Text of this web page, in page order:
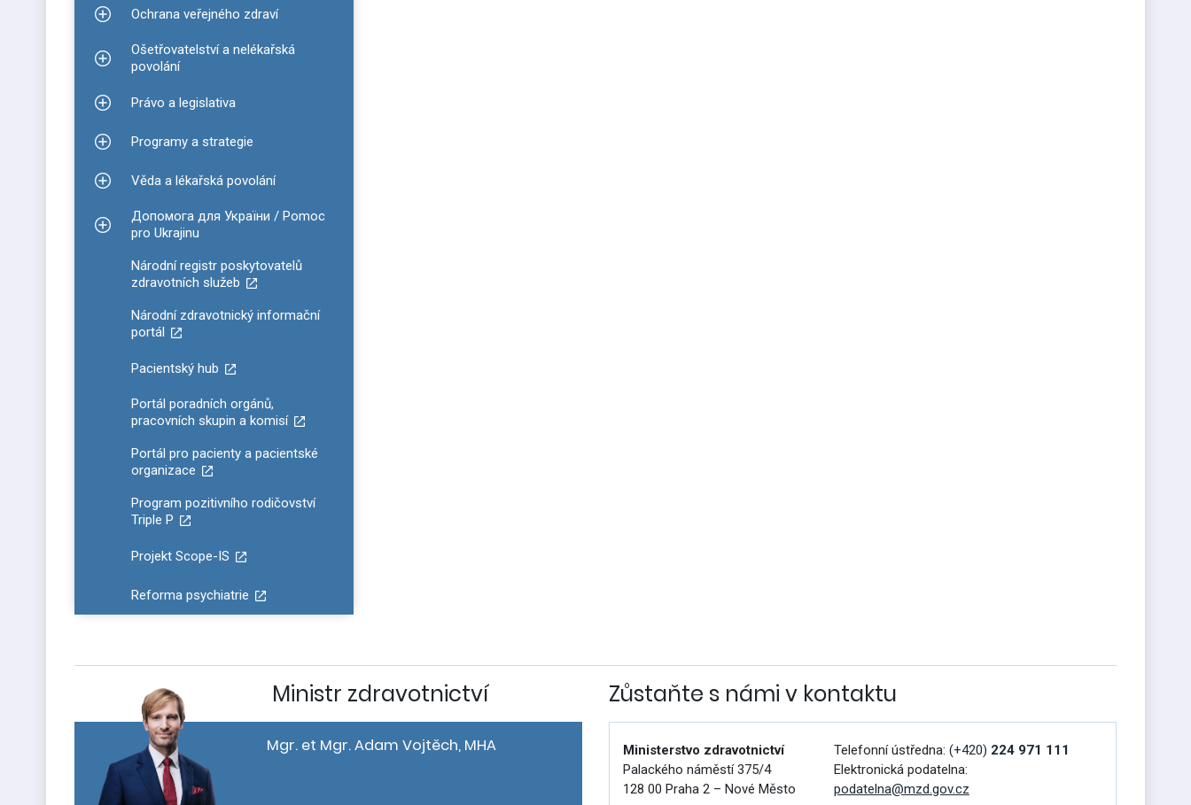
Zobrazit podmenu pro Ochrana veřejného zdraví
Ochrana veřejného zdraví
Zobrazit podmenu pro Ošetřovatelství a nelékařská povolání
Ošetřovatelství a nelékařská
povolání
Zobrazit podmenu pro Právo a legislativa
Právo a legislativa
Zobrazit podmenu pro Programy a strategie
Programy a strategie
Zobrazit podmenu pro Věda a lékařská povolání
Věda a lékařská povolání
Zobrazit podmenu pro Допомога для України / Pomoc pro Ukrajinu
Допомога для України / Pomoc
pro Ukrajinu
Národní registr poskytovatelů
zdravotních služeb
Národní zdravotnický informační
portál
Pacientský hub
Portál poradních orgánů,
pracovních skupin a komisí
Portál pro pacienty a pacientské
organizace
Program pozitivního rodičovství
Triple P
Projekt Scope-IS
Reforma psychiatrie
Ministr zdravotnictví
Mgr. et Mgr. Adam Vojtěch, MHA
Zůstaňte s námi v kontaktu
Ministerstvo zdravotnictví
Palackého náměstí 375/4
128 00 Praha 2 – Nové Město
Telefonní ústředna: (+420) 224 971 111
Elektronická podatelna:
podatelna@mzd.gov.cz